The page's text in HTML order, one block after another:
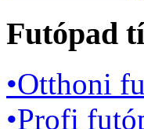
Futópad
•Otthoni
•Profi